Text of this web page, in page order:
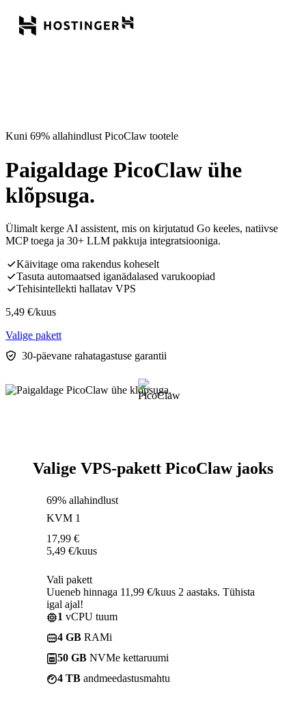
Kuni 69% allahindlust PicoClaw tootele
Paigaldage PicoClaw ühe
klõpsuga.
Ülimalt kerge AI assistent, mis on kirjutatud Go keeles, natiivse
MCP toega ja 30+ LLM pakkuja integratsiooniga.
Käivitage oma rakendus koheselt
Tasuta automaatsed iganädalased varukoopiad
Tehisintellekti hallatav VPS
5,49 €/kuus
Valige pakett
30-päevane rahatagastuse garantii
Valige VPS-pakett PicoClaw jaoks
69% allahindlust
KVM 1
17,99 €
5,49 €/kuus
Vali pakett
Uueneb hinnaga 11,99 €/kuus 2 aastaks. Tühista
igal ajal!
1 vCPU tuum
4 GB RAMi
50 GB NVMe kettaruumi
4 TB andmeedastusmahtu